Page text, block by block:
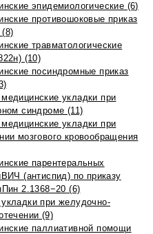
эпидемиологические (6)
противошоковые приказ
травматологические
(10)
посиндромные приказ
укладки при
синдроме (11)
укладки при
мозгового кровообращения
парентеральных
(антиспид) по приказу
2.1368−20 (6)
при желудочно-
(9)
паллиативной помощи